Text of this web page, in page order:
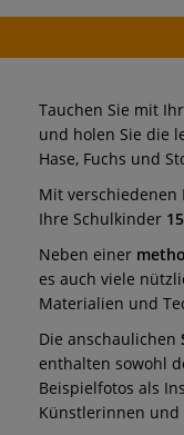
Tauchen Sie mit
und holen Sie die
Hase, Fuchs und
Mit verschiedenen
Ihre Schulkinder
Neben einer
es auch viele
Materialien und
Die anschaulichen
enthalten sowohl
Beispielfotos als
Künstlerinnen und